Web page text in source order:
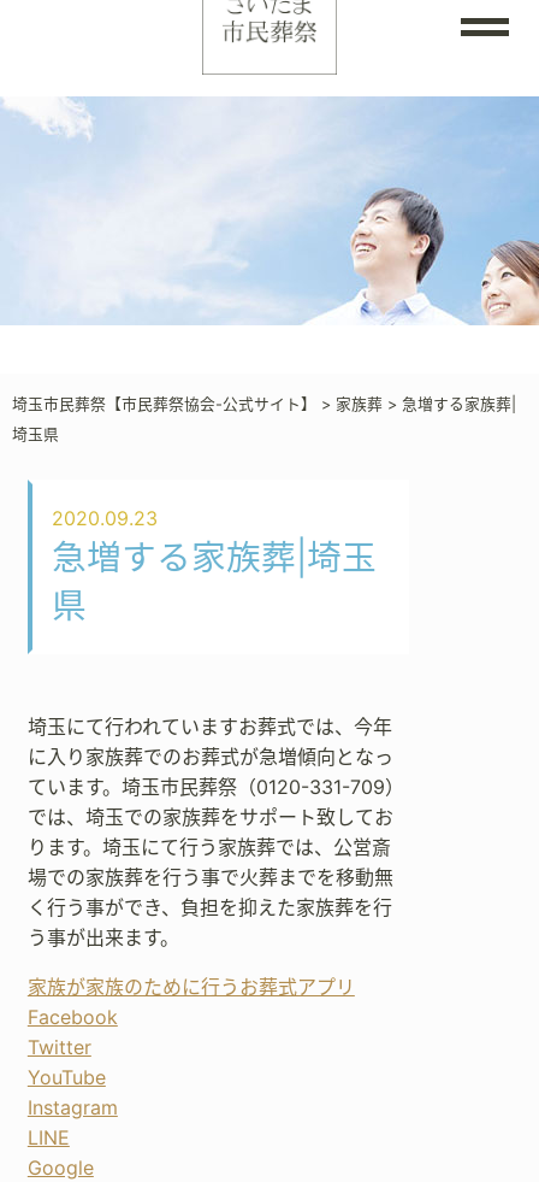
埼玉市民葬祭【市民葬祭協会-公式サイト】 > 家族葬 > 急増する家族葬|
埼玉県
2020.09.23
急増する家族葬|埼玉
県
埼玉にて行われていますお葬式では、今年
に入り家族葬でのお葬式が急増傾向となっ
ています。埼玉市民葬祭（0120-331-709）
では、埼玉での家族葬をサポート致してお
ります。埼玉にて行う家族葬では、公営斎
場での家族葬を行う事で火葬までを移動無
く行う事ができ、負担を抑えた家族葬を行
う事が出来ます。
家族が家族のために行うお葬式アプリ
Facebook
Twitter
YouTube
Instagram
LINE
Google